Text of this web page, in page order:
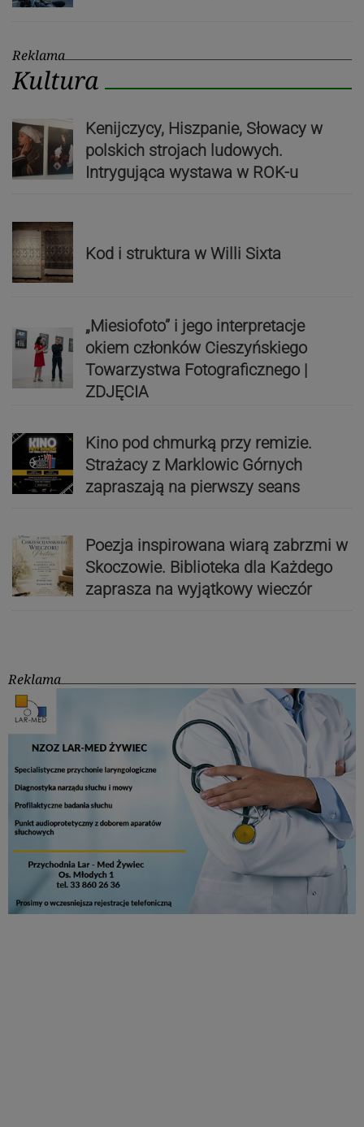
Reklama
Kultura
Kenijczycy, Hiszpanie, Słowacy w
polskich strojach ludowych.
Intrygująca wystawa w ROK-u
Kod i struktura w Willi Sixta
„Miesiofoto” i jego interpretacje
okiem członków Cieszyńskiego
Towarzystwa Fotograficznego |
ZDJĘCIA
Kino pod chmurką przy remizie.
Strażacy z Marklowic Górnych
zapraszają na pierwszy seans
Poezja inspirowana wiarą zabrzmi w
Skoczowie. Biblioteka dla Każdego
zaprasza na wyjątkowy wieczór
Reklama